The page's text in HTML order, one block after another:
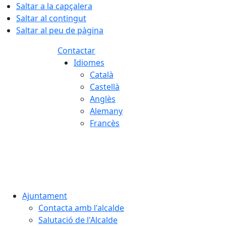
Saltar a la capçalera
Saltar al contingut
Saltar al peu de pàgina
Contactar
Idiomes
Català
Castellà
Anglès
Alemany
Francès
Ajuntament
Contacta amb l'alcalde
Salutació de l'Alcalde